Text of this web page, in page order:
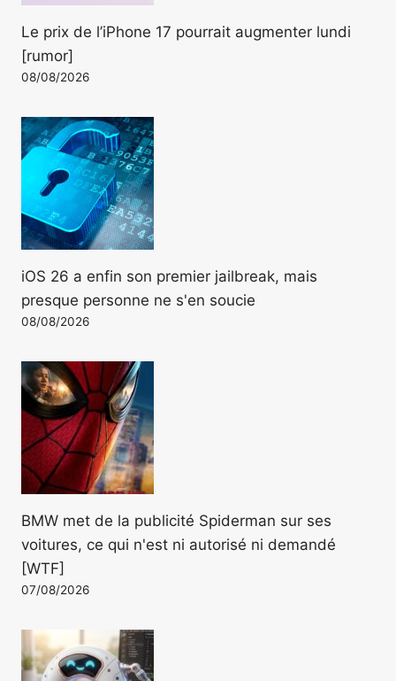
Le prix de l’iPhone 17 pourrait augmenter lundi
[rumor]
08/08/2026
iOS 26 a enfin son premier jailbreak, mais
presque personne ne s'en soucie
08/08/2026
BMW met de la publicité Spiderman sur ses
voitures, ce qui n'est ni autorisé ni demandé
[WTF]
07/08/2026